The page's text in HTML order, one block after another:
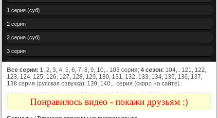
1 серия (суб)
2 серия
2 серия (суб)
3 серия
4 серия
5 серия
Все серии: 1, 2, 3, 4, 5, 6, 7, 8, 9, 10,.. 103 серия; 4 сезон: 104,.. 121, 122,
123, 124, 125, 126, 127, 128, 129, 130, 131, 132, 133, 134, 135, 136, 137,
138 серия (русская озвучка); 139, 140,.. серия (скоро на сайте).
Понравилось видео - покажи друзьям :)